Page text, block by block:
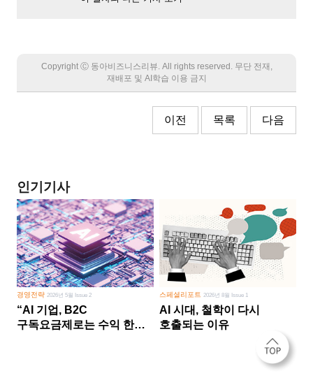
Copyright Ⓒ 동아비즈니스리뷰. All rights reserved. 무단 전재,
재배포 및 AI학습 이용 금지
이전 목록 다음
인기기사
경영전략 2026년 5월 Issue 2
“AI 기업, B2C
구독요금제로는 수익 한계
스페셜리포트 2026년 8월 Issue 1
AI 시대, 철학이 다시
호출되는 이유